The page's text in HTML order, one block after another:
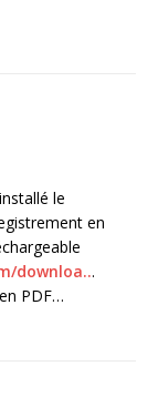
le
en
downloa...
PDF…